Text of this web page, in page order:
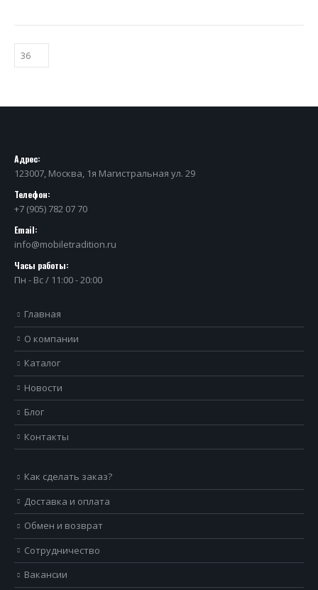
Адрес:
123007, Москва, 1я Магистральная ул. 29
Телефон:
+7 (905) 782 07 70
Email:
info@mobiletradition.ru
Часы работы:
Пн - Вс / 11:00 - 20:00
Главная
О компании
Каталог
Новости
Блог
Контакты
Как сделать заказ?
Доставка и оплата
Обмен и возврат
Сотрудничество
Вакансии